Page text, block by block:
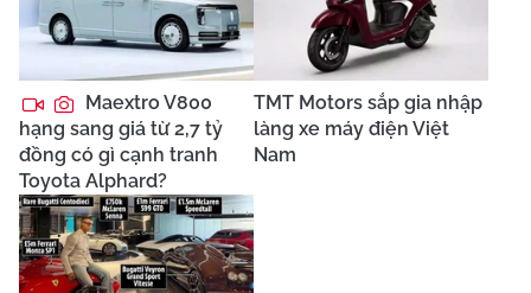
Maextro V800
hạng sang giá từ 2,7 tỷ
đồng có gì cạnh tranh
Toyota Alphard?
TMT Motors sắp gia nhập
làng xe máy điện Việt
Nam